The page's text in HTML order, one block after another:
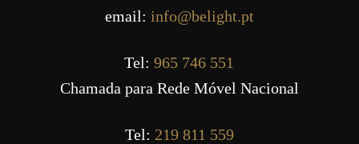
email: info@belight.pt
Tel:965 746 551
Chamada para Rede Móvel Nacional
Tel: 219 811 559